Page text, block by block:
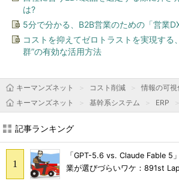
は?
5分で分かる、B2B営業のための「営業
コストを抑えてゼロトラストを実現する
群”の有効な活用方法
キーマンズネット コスト削減 情報の可視
キーマンズネット
基幹系システム ERP
記事ランキング
「GPT-5.6 vs. Claude Fable 5
業が選びづらいワケ：891st Lap